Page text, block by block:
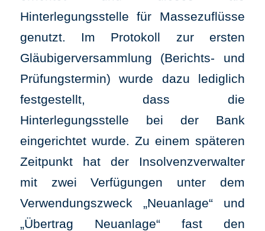
Hinterlegungsstelle für Massezuflüsse
genutzt. Im Protokoll zur ersten
Gläubigerversammlung (Berichts- und
Prüfungstermin) wurde dazu lediglich
festgestellt, dass die
Hinterlegungsstelle bei der Bank
eingerichtet wurde. Zu einem späteren
Zeitpunkt hat der Insolvenzverwalter
mit zwei Verfügungen unter dem
Verwendungszweck „Neuanlage“ und
„Übertrag Neuanlage“ fast den